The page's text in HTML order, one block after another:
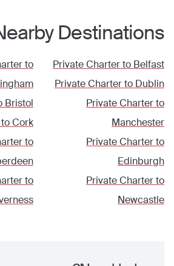
Destinations
Private Charter to Belfast
Private Charter to Dublin
Private Charter to
Manchester
Private Charter to
Edinburgh
Private Charter to
Newcastle
to
Bristol
Cork
to
to